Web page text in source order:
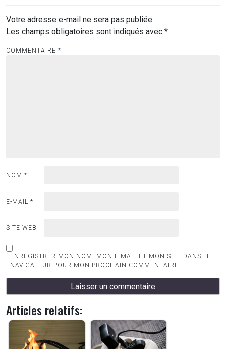
Votre adresse e-mail ne sera pas publiée.
Les champs obligatoires sont indiqués avec *
COMMENTAIRE *
NOM *
E-MAIL *
SITE WEB
ENREGISTRER MON NOM, MON E-MAIL ET MON SITE DANS LE
NAVIGATEUR POUR MON PROCHAIN COMMENTAIRE.
Articles relatifs: